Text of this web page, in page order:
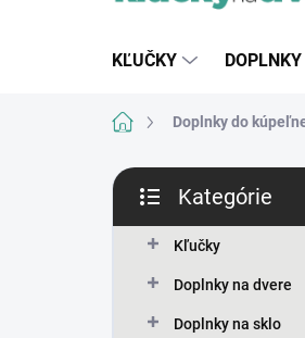
KĽUČKY
DomovDoplnky do
B
č
kategórie
Kategórie
Kľučky
Doplnky na dvere
Doplnky na sklo